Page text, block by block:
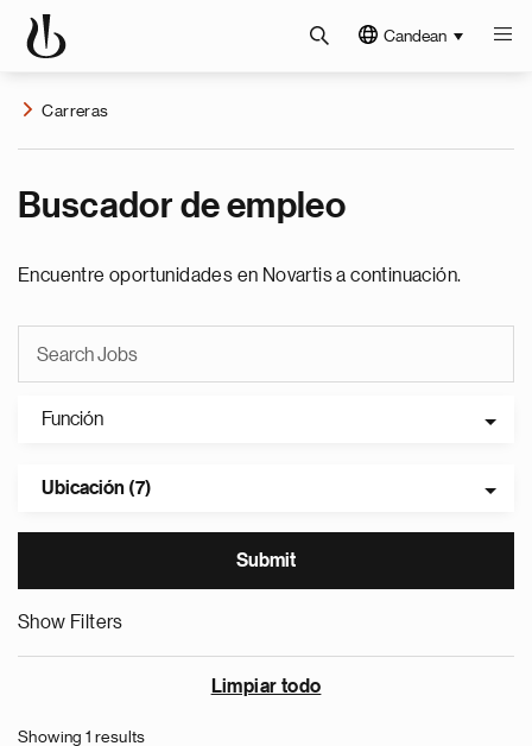
Candean
Carreras
Buscador de empleo
Encuentre oportunidades en Novartis a continuación.
Función
Ubicación (7)
Show Filters
Limpiar todo
Showing 1 results